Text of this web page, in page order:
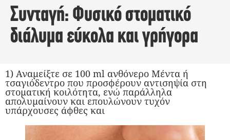
Συνταγή: Φυσικό στοματικό
διάλυμα εύκολα και γρήγορα
1) Αναμείξτε σε 100 ml ανθόνερο Μέντα ή
τσαγιόδεντρο που προσφέρουν αντισηψία στη
στοματική κοιλότητα, ενώ παράλληλα
απολυμαίνουν και επουλώνουν τυχόν
υπάρχουσες άφθες και